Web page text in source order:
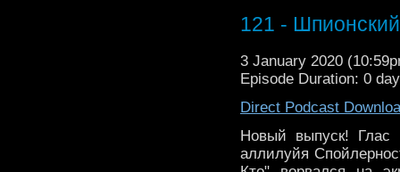
121 -
3 January 2020
Episode Duration: 0
Direct Podcast
Новый выпуск!
аллилуйя